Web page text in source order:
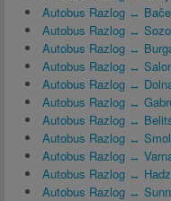
Autobus Razlog ↔
Autobus Razlog ↔
Autobus Razlog ↔
Autobus Razlog ↔
Autobus Razlog ↔
Autobus Razlog ↔
Autobus Razlog ↔
Autobus Razlog ↔
Autobus Razlog ↔
Autobus Razlog ↔
Autobus Razlog ↔